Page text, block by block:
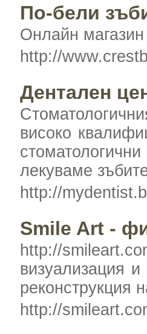
По-бели
Онлайн
http://
Дентален
високо
лекуваме
http://
Smile Art -
http://
визуализация
реконструкция
http://